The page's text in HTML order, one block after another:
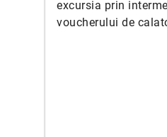
excursia prin
voucherului de